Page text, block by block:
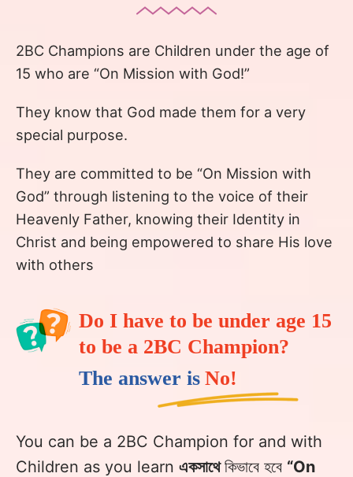
2BC Champions are Children under the age of
15 who are “On Mission with God!”
They know that God made them for a very
special purpose.
They are committed to be “On Mission with
God” through listening to the voice of their
Heavenly Father, knowing their Identity in
Christ and being empowered to share His love
with others
Do I have to be under age 15
to be a 2BC Champion?
The answer is No!
You can be a 2BC Champion for and with
Children as you learn একসাথেকিভাবে হবে “On